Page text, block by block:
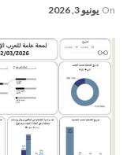
On يونيو 3, 2026